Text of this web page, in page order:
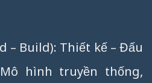
– Build): Thiết kế – Đấu
hình truyền thống,